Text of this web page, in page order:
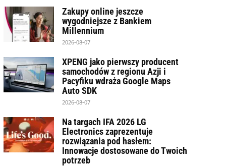
Zakupy online jeszcze
wygodniejsze z Bankiem
Millennium
2026-08-07
XPENG jako pierwszy producent
samochodów z regionu Azji i
Pacyfiku wdraża Google Maps
Auto SDK
2026-08-07
Na targach IFA 2026 LG
Electronics zaprezentuje
rozwiązania pod hasłem:
Innowacje dostosowane do Twoich
potrzeb